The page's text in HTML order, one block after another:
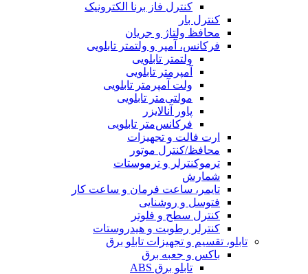
کنترل فاز برنا الکترونیک
کنترل بار
محافظ ولتاژ و جریان
فرکانس، آمپر و ولتمتر تابلویی
ولتمتر تابلویی
آمپرمتر تابلویی
ولت آمپرمتر تابلویی
مولتی‌متر تابلویی
پاور آنالایزر
فرکانس‌متر تابلویی
ارت فالت و تجهیزات
محافظ/کنترل موتور
ترموکنترلر و ترموستات
شمارش
تایمر، ساعت فرمان و ساعت کار
فتوسل و روشنایی
کنترل سطح و فلوتر
کنترلر رطوبت و هیدروستات
تابلو، تقسیم و تجهیزات تابلو برق
باکس و جعبه برق
تابلو برق ABS